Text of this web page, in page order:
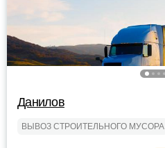
Данилов
ВЫВОЗ СТРОИТЕЛЬНОГО МУСОРА